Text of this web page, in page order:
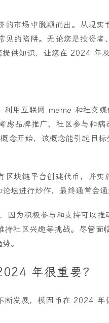
的市场中脱颖而出。从现
见的陷阱。无论您是投资者
供知识，让您在 2024 年
用互联网 meme 和社交
品牌推广、社区参与和病
念开始，该概念能引起目
区块链平台创建代币，并
坛进行炒作，最终通常会通
因为积极参与和支持可以推
持社区兴趣等挑战。尽管面
。
年很重要？
断发展，模因币在 2024 年